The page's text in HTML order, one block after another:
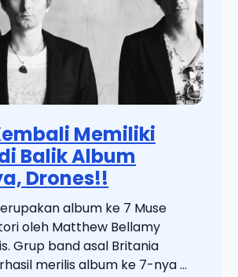
Memiliki
Balik Album
Drones!!
album ke 7 Muse
oleh Matthew Bellamy
Grup band asal Britania
merilis album ke 7-nya ...